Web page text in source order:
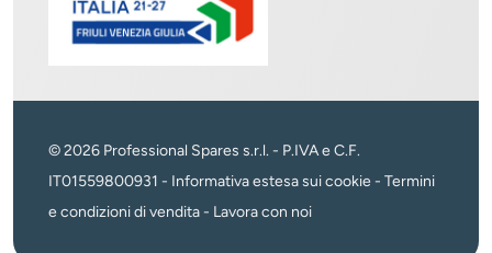
© 2026 Professional Spares s.r.l. - P.IVA e C.F.
IT01559800931 - Informativa estesa sui cookie - Termini
e condizioni di vendita- Lavora con noi